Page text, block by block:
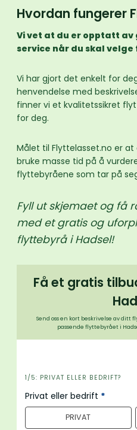
Hvordan fungerer
Vi vet at du er opptatt
service når du skal
Vi har gjort det enkelt for
henvendelse med
finner vi et kvalitetssikret
for deg.
Målet til Flyttelasset.no er
bruke masse tid på å
flyttebyråene som tar på
Fyll ut skjemaet og få
med et gratis og
flyttebyrå i Hadsel!
Få et gratis
Send oss en kort beskrivelse av
passende flyttebyrået i
i
n
n
1/5: PRIVAT ELLER BEDRIFT?
Privat eller bedrift *
PRIVAT